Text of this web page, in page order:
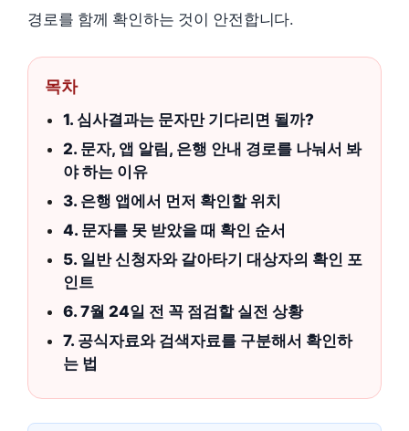
경로를 함께 확인하는 것이 안전합니다.
목차
1. 심사결과는 문자만 기다리면 될까?
2. 문자, 앱 알림, 은행 안내 경로를 나눠서 봐
야 하는 이유
3. 은행 앱에서 먼저 확인할 위치
4. 문자를 못 받았을 때 확인 순서
5. 일반 신청자와 갈아타기 대상자의 확인 포
인트
6. 7월 24일 전 꼭 점검할 실전 상황
7. 공식자료와 검색자료를 구분해서 확인하
는 법